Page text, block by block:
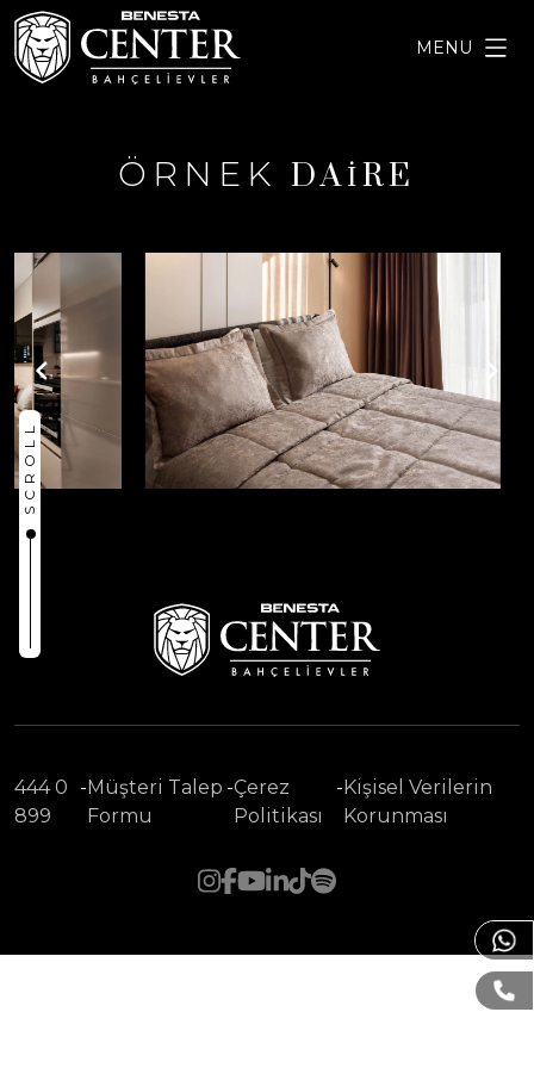
MENU
SCROLL
ÖRNEK DAİRE
444 0
899
-Müşteri Talep
Formu
-Çerez
Politikası
-Kişisel Verilerin
Korunması